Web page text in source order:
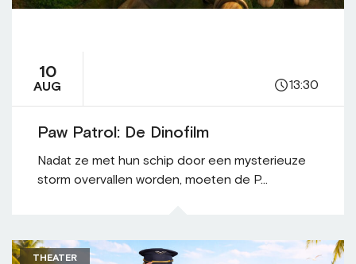
10
AUG 13:30
Paw Patrol: De Dinofilm
Nadat ze met hun schip door een mysterieuze
storm overvallen worden, moeten de P...
THEATER